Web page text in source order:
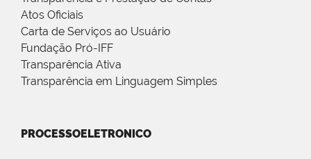
Atos Oficiais
Carta de Serviços ao Usuário
Fundação Pró-IFF
Transparência Ativa
Transparência em Linguagem Simples
PROCESSOELETRONICO